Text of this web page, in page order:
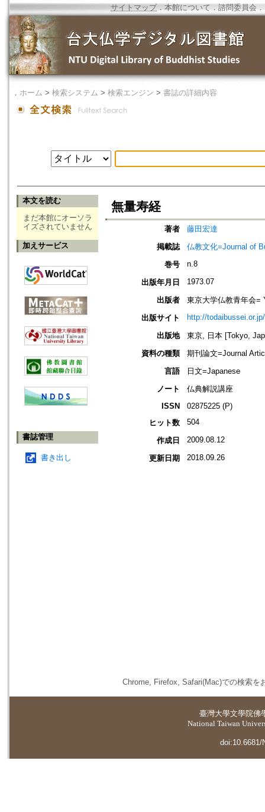
サイトマップ．本館について ． 諮問委員会 ．
． ホーム > 検索システム > 検索エンジン > 書誌の詳細内容
本文を読む
まだ本館にオーソラ
イズされていません
加えサービス
書誌管理
書き出し
無量寿経
著者
藤田宏達
掲載誌
仏教文化=Journal of
巻号
n.8
出版年月日 1973.07
出版者
東京大学仏教青年会=
出版サイト
http://
出版地
東京, 日本 [Tokyo,
資料の種類
期刊論文=Journal
言語
日文=Japanese
ノート
仏典解説講座
ISSN
02875225 (P)
ヒット数
504
作成日 2009.08.12
更新日期 2018.09.26
Chrome, Firefox, Safari(Mac)での検索を
臺灣大學文學院佛
National Taiwan
doi:10.6681/